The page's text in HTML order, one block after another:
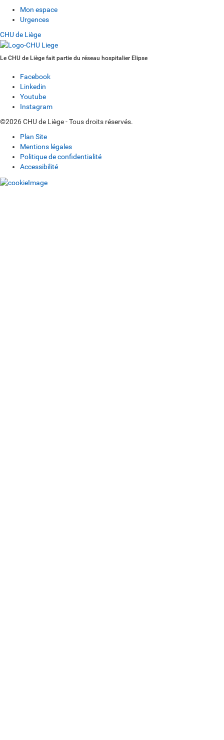
Mon espace
Urgences
CHU de Liège
Le CHU de Liège fait partie du réseau hospitalier Elipse
Facebook
Linkedin
Youtube
Instagram
©2026 CHU de Liège - Tous droits réservés.
Plan Site
Mentions légales
Politique de confidentialité
Accessibilité